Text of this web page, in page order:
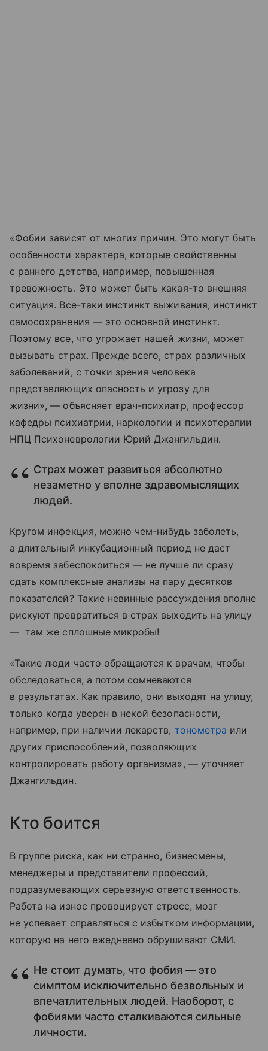
«Фобии зависят от многих причин. Это могут быть
особенности характера, которые свойственны
с раннего детства, например, повышенная
тревожность. Это может быть какая-то внешняя
ситуация. Все-таки инстинкт выживания, инстинкт
самосохранения — это основной инстинкт.
Поэтому все, что угрожает нашей жизни, может
вызывать страх. Прежде всего, страх различных
заболеваний, с точки зрения человека
представляющих опасность и угрозу для
жизни», — объясняет врач-психиатр, профессор
кафедры психиатрии, наркологии и психотерапии
НПЦ Психоневрологии Юрий Джангильдин.
Страх может развиться абсолютно
незаметно у вполне здравомыслящих
людей.
Кругом инфекция, можно чем-нибудь заболеть,
а длительный инкубационный период не даст
вовремя забеспокоиться — не лучше ли сразу
сдать комплексные анализы на пару десятков
показателей? Такие невинные рассуждения вполне
рискуют превратиться в страх выходить на улицу
— там же сплошные микробы!
«Такие люди часто обращаются к врачам, чтобы
обследоваться, а потом сомневаются
в результатах. Как правило, они выходят на улицу,
только когда уверен в некой безопасности,
например, при наличии лекарств, тонометра или
других приспособлений, позволяющих
контролировать работу организма», — уточняет
Джангильдин.
Кто боится
В группе риска, как ни странно, бизнесмены,
менеджеры и представители профессий,
подразумевающих серьезную ответственность.
Работа на износ провоцирует стресс, мозг
не успевает справляться с избытком информации,
которую на него ежедневно обрушивают СМИ.
Не стоит думать, что фобия — это
симптом исключительно безвольных и
впечатлительных людей. Наоборот, с
фобиями часто сталкиваются сильные
личности.